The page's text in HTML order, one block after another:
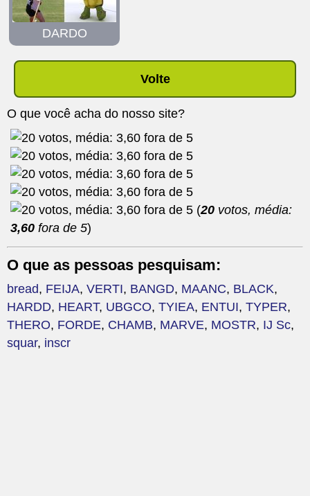
DARDO
Volte
O que você acha do nosso site?
(20 votos, média:
3,60 fora de 5)
O que as pessoas pesquisam:
bread, FEIJA, VERTI, BANGD, MAANC, BLACK,
HARDD, HEART, UBGCO, TYIEA, ENTUI, TYPER,
THERO, FORDE, CHAMB, MARVE, MOSTR, IJ Sc,
squar, inscr